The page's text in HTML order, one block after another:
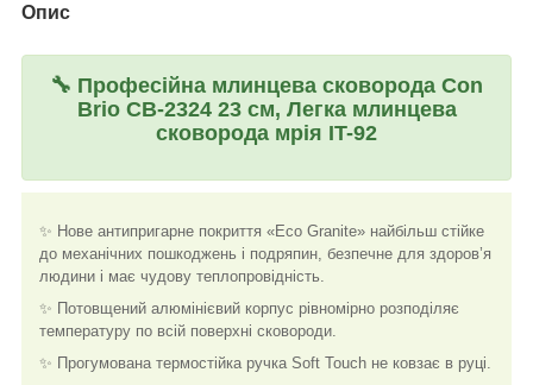
Опис
🔧 Професійна млинцева сковорода Con
Brio СВ-2324 23 см, Легка млинцева
сковорода мрія IT-92
✨ Нове антипригарне покриття «Eco Granite» найбільш стійке
до механічних пошкоджень і подряпин, безпечне для здоров’я
людини і має чудову теплопровідність.
✨ Потовщений алюмінієвий корпус рівномірно розподіляє
температуру по всій поверхні сковороди.
✨ Прогумована термостійка ручка Soft Touch не ковзає в руці.